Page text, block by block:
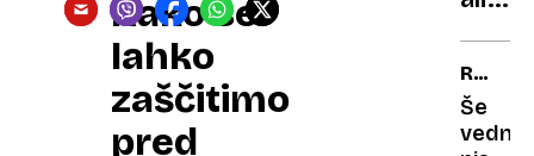
Kako se
lahko
zaščitimo
pred
kmalu
tudi
OB
Še
vedno